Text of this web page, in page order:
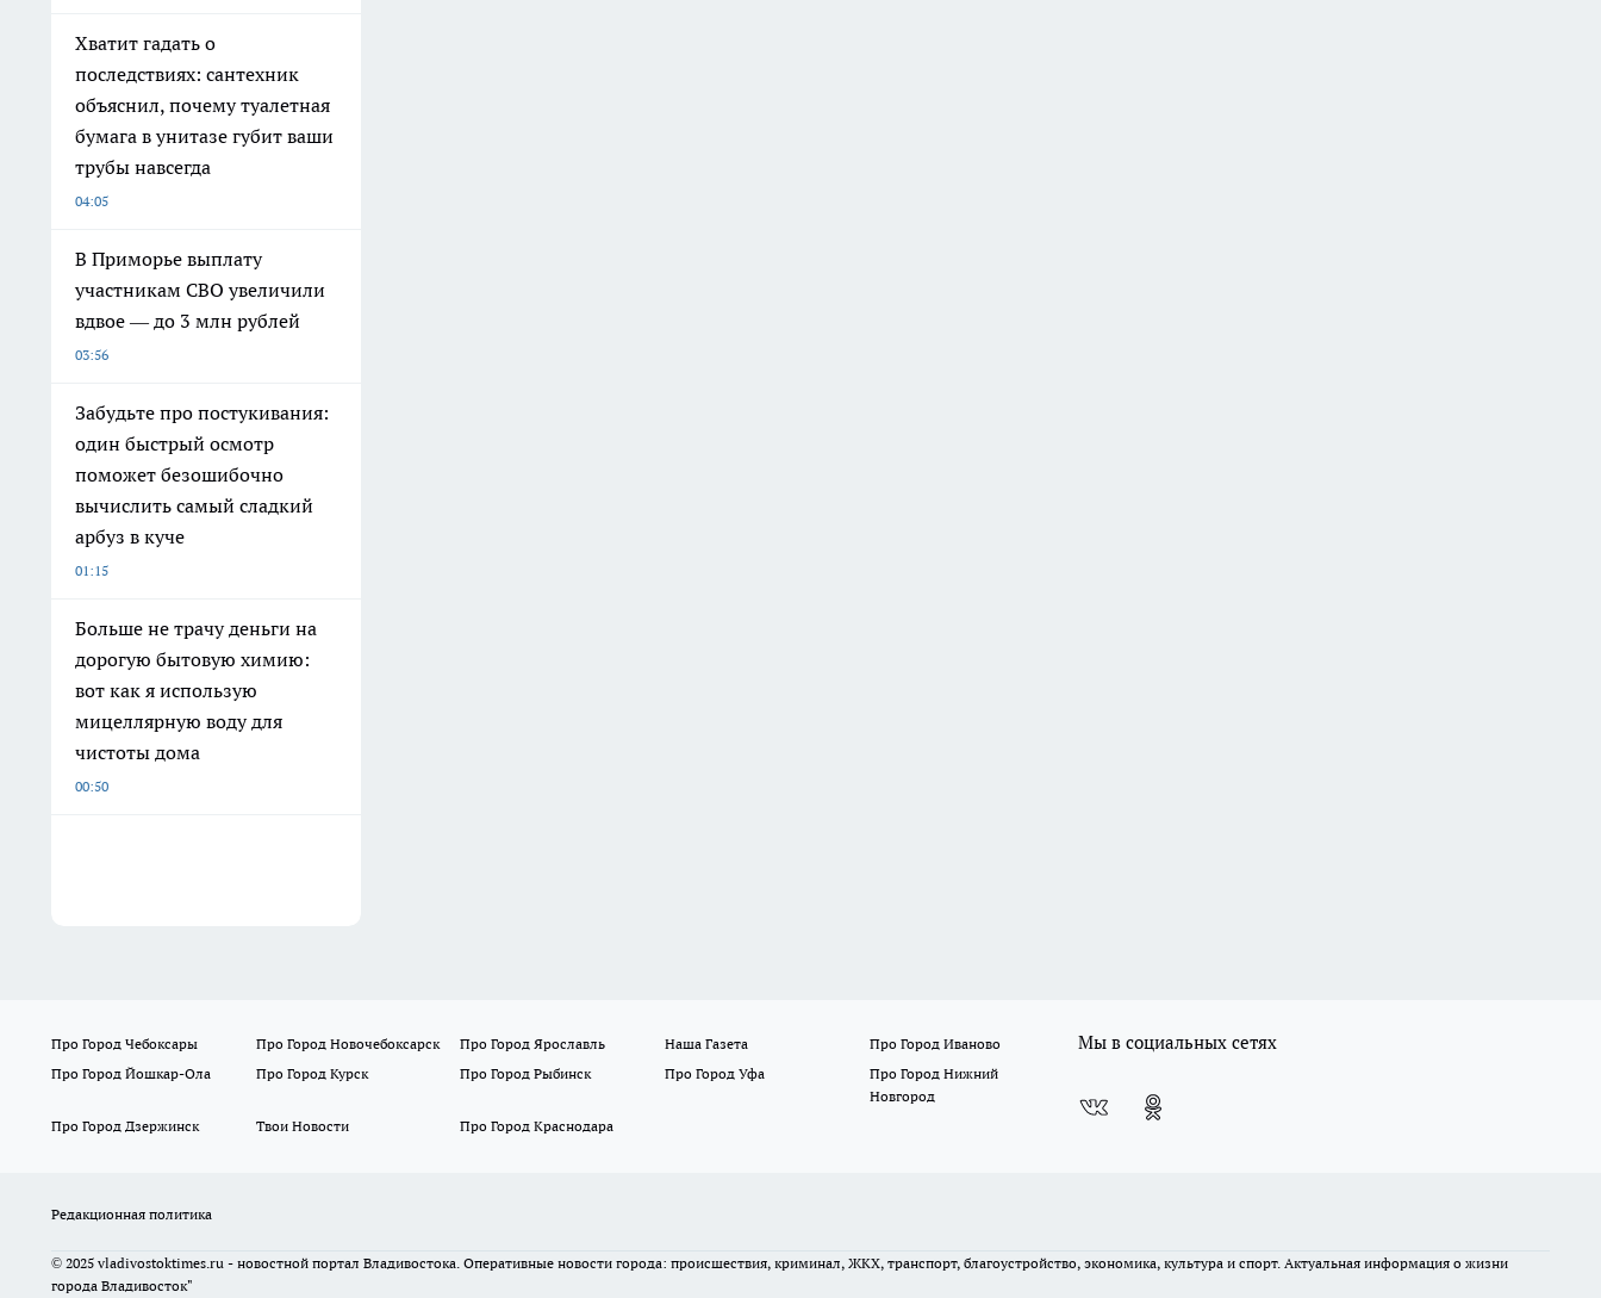
Хватит гадать о
последствиях: сантехник
объяснил, почему туалетная
бумага в унитазе губит ваши
трубы навсегда
04:05
В Приморье выплату
участникам СВО увеличили
вдвое — до 3 млн рублей
03:56
Забудьте про постукивания:
один быстрый осмотр
поможет безошибочно
вычислить самый сладкий
арбуз в куче
01:15
Больше не трачу деньги на
дорогую бытовую химию:
вот как я использую
мицеллярную воду для
чистоты дома
00:50
Про Город Чебоксары Про Город Новочебоксарск Про Город Ярославль Наша Газета
Про Город Иваново
Про Город Йошкар-Ола
Про Город Курск Про Город Рыбинск Про Город Уфа
Про Город Нижний
Новгород
Про Город Дзержинск
Твои Новости Про Город Краснодара
Мы в социальных сетях
Редакционная политика
© 2025 vladivostoktimes.ru - новостной портал Владивостока. Оперативные новости города: происшествия, криминал, ЖКХ, транспорт, благоустройство, экономика, культура и спорт. Актуальная информация о жизни
города Владивосток"